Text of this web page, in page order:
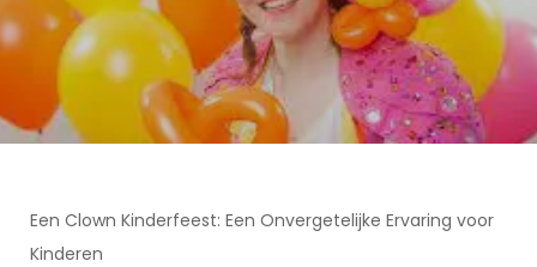
Een Clown Kinderfeest: Een Onvergetelijke Ervaring voor
Kinderen